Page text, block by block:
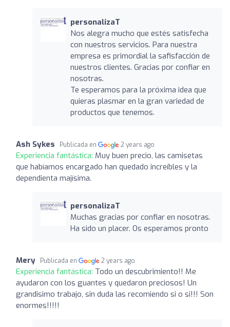
personalizaT
Nos alegra mucho que estés satisfecha
con nuestros servicios. Para nuestra
empresa es primordial la safisfacción de
nuestros clientes. Gracias por confiar en
nosotras.
Te esperamos para la próxima idea que
quieras plasmar en la gran variedad de
productos que tenemos.
Ash Sykes Publicada en 2 years ago
Experiencia fantástica: Muy buen precio, las camisetas
que habíamos encargado han quedado increíbles y la
dependienta majísima.
personalizaT
Muchas gracias por confiar en nosotras.
Ha sido un placer. Os esperamos pronto
Mery Publicada en 2 years ago
Experiencia fantástica: Todo un descubrimiento!! Me
ayudaron con los guantes y quedaron preciosos! Un
grandisimo trabajo, sin duda las recomiendo si o si!!! Son
enormes!!!!!